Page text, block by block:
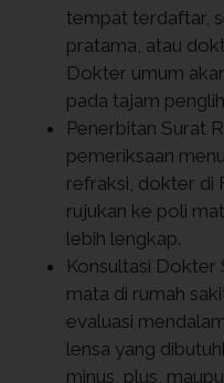
tempat terdaftar,
pratama, atau
Dokter umum
pada tajam
Penerbitan Surat
pemeriksaan
refraksi, dokter di
rujukan ke poli
lebih lengkap.
Konsultasi Dokter
mata di rumah
evaluasi
lensa yang
minus, plus,